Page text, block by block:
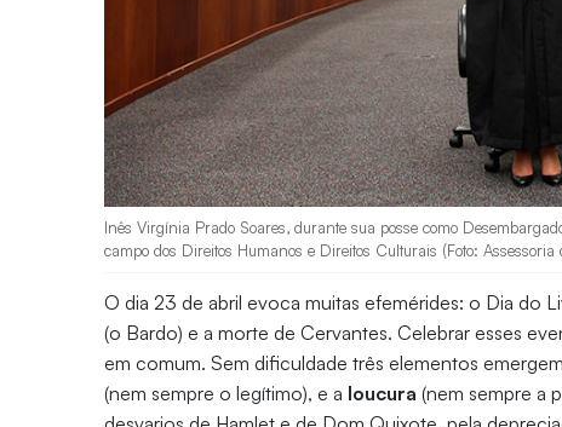
Inês Virgínia Prado Soares, durante sua posse como
campo dos Direitos Humanos e Direitos Culturais (Foto:
O dia 23 de abril evoca muitas efemérides: o Dia do
(o Bardo) e a morte de Cervantes. Celebrar esses
em comum. Sem dificuldade três elementos
(nem sempre o legítimo), e a loucura (nem sempre a